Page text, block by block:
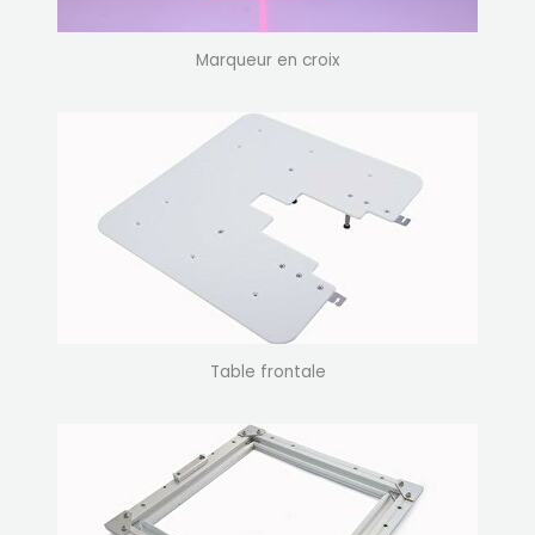
Marqueur en croix
Table frontale